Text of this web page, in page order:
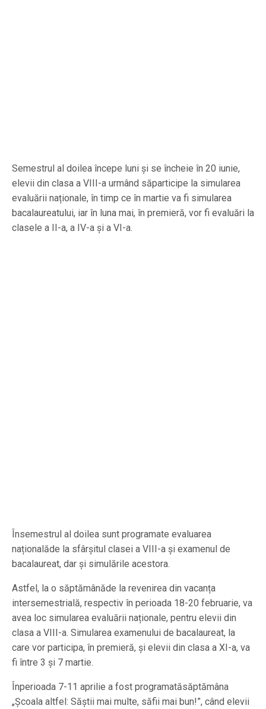
Semestrul al doilea începe luni și se încheie în 20 iunie,
elevii din clasa a VIII-a urmând săparticipe la simularea
evaluării naționale, în timp ce în martie va fi simularea
bacalaureatului, iar în luna mai, în premieră, vor fi evaluări la
clasele a II-a, a IV-a și a VI-a.
Însemestrul al doilea sunt programate evaluarea
naționalăde la sfârșitul clasei a VIII-a și examenul de
bacalaureat, dar și simulările acestora.
Astfel, la o săptămânăde la revenirea din vacanța
intersemestrială, respectiv în perioada 18-20 februarie, va
avea loc simularea evaluării naționale, pentru elevii din
clasa a VIII-a. Simularea examenului de bacalaureat, la
care vor participa, în premieră, și elevii din clasa a XI-a, va
fi între 3 și 7 martie.
Înperioada 7-11 aprilie a fost programatăsăptămâna
„Școala altfel: Săștii mai multe, săfii mai bun!”, când elevii